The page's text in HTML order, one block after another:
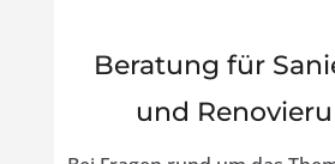
Beratung für
und